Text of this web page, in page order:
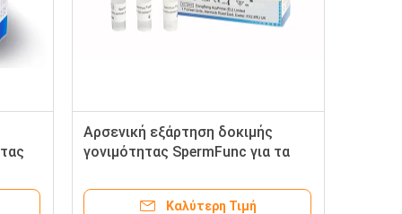
Αρσενική εξάρτηση δοκιμής
γονιμότητας SpermFunc για τα
αντισωμάτων IgG προσδιορισμού
Καλύτερη Τιμή